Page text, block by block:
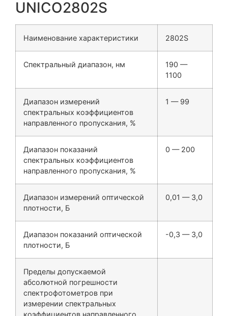
UNICO2802S
Наименование характеристики 2802S
Спектральный диапазон, нм
190 —
1100
Диапазон измерений
спектральных коэффициентов
направленного пропускания, %
1 — 99
Диапазон показаний
спектральных коэффициентов
направленного пропускания, %
0 — 200
Диапазон измерений оптической
плотности, Б
0,01 — 3,0
Диапазон показаний оптической
плотности, Б
-0,3 — 3,0
Пределы допускаемой
абсолютной погрешности
спектрофотометров при
измерении спектральных